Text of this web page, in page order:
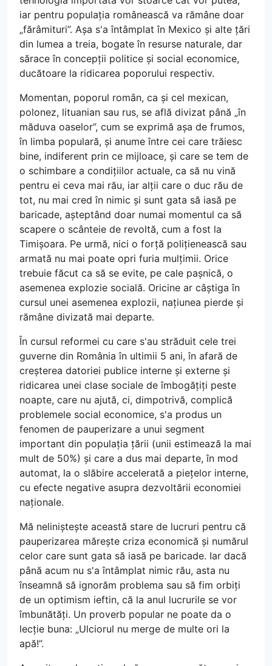
iar pentru populația românească va rămâne doar
„fărâmituri”. Așa s'a întâmplat în Mexico și alte țări
din lumea a treia, bogate în resurse naturale, dar
sărace în concepții politice și social economice,
ducătoare la ridicarea poporului respectiv.
Momentan, poporul român, ca și cel mexican,
polonez, lituanian sau rus, se află divizat până „în
măduva oaselor”, cum se exprimă așa de frumos,
în limba populară, și anume între cei care trăiesc
bine, indiferent prin ce mijloace, și care se tem de
o schimbare a condițiilor actuale, ca să nu vină
pentru ei ceva mai rău, iar alții care o duc rău de
tot, nu mai cred în nimic și sunt gata să iasă pe
baricade, așteptând doar numai momentul ca să
scapere o scânteie de revoltă, cum a fost la
Timișoara. Pe urmă, nici o forță polițienească sau
armată nu mai poate opri furia mulțimii. Orice
trebuie făcut ca să se evite, pe cale pașnică, o
asemenea explozie socială. Oricine ar câștiga în
cursul unei asemenea explozii, națiunea pierde și
rămâne divizată mai departe.
În cursul reformei cu care s'au străduit cele trei
guverne din România în ultimii 5 ani, în afară de
creșterea datoriei publice interne și externe și
ridicarea unei clase sociale de îmbogățiți peste
noapte, care nu ajută, ci, dimpotrivă, complică
problemele social economice, s'a produs un
fenomen de pauperizare a unui segment
important din populația țării (unii estimează la mai
mult de 50%) și care a dus mai departe, în mod
automat, la o slăbire accelerată a piețelor interne,
cu efecte negative asupra dezvoltării economiei
naționale.
Mă neliniștește această stare de lucruri pentru că
pauperizarea mărește criza economică și numărul
celor care sunt gata să iasă pe baricade. Iar dacă
până acum nu s'a întâmplat nimic rău, asta nu
înseamnă să ignorăm problema sau să fim orbiți
de un optimism ieftin, că la anul lucrurile se vor
îmbunătăți. Un proverb popular ne poate da o
lecție buna: „Ulciorul nu merge de multe ori la
apă!”.